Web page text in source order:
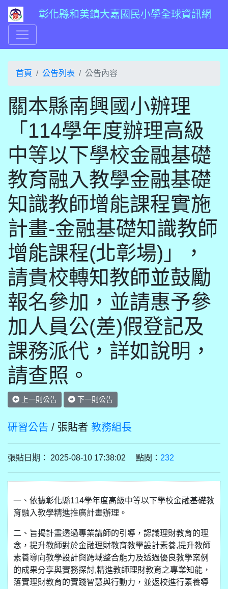
彰化縣和美鎮大嘉國民小學全球資訊網
首頁 公告列表 公告內容
關本縣南興國小辦理
「114學年度辦理高級
中等以下學校金融基礎
教育融入教學金融基礎
知識教師增能課程實施
計畫-金融基礎知識教師
增能課程(北彰場)」，
請貴校轉知教師並鼓勵
報名參加，並請惠予參
加人員公(差)假登記及
課務派代，詳如說明，
請查照。
上一則公告 下一則公告
研習公告 / 張貼者 教務組長
張貼日期： 2025-08-10 17:38:02 點閱： 232
一、依據彰化縣114學年度高級中等以下學校金融基礎教
育融入教學精進推廣計畫辦理。
二、旨揭計畫透過專業講師的引導，認識理財教育的理
念，提升教師對於金融理財教育教學設計素養,提升教師
素養導向教學設計與跨域整合能力及透過優良教學案例
的成果分享與實務探討,精進教師理財教育之專業知能，
落實理財教育的實踐智慧與行動力，並返校進行素養導